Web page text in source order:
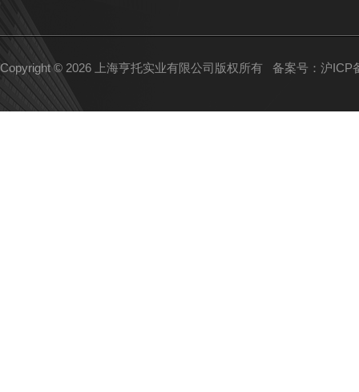
Copyright © 2026 上海亨托实业有限公司版权所有 备案号：沪ICP